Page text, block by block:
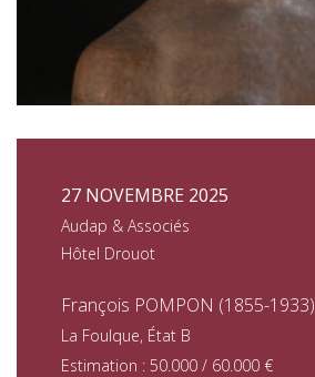
27 NOVEMBRE 2025
Audap & Associés
Hôtel Drouot
François POMPON (1855-1933)
La Foulque, État B
Estimation : 50.000 / 60.000 €